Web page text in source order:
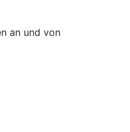
an und von